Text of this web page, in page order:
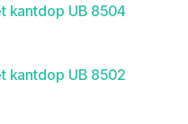
kantdop UB 8504
kantdop UB 8502